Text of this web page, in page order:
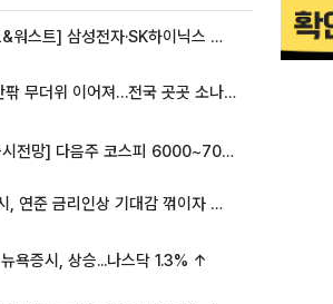
[베스트&워스트] 삼성전자·SK하이닉스 밀린 한 주…상상인증권은 85% 급등
35도 안팎 무더위 이어져…전국 곳곳 소나기 [오늘 날씨]
[주간증시전망] 다음주 코스피 6000~7000⋯“外人 수급은 정책이 변수”
뉴욕증시, 연준 금리인상 기대감 꺾이자 상승...S&P500 사상 최고치 [종합]
뉴욕증시, 상승...나스닥 1.3% ↑